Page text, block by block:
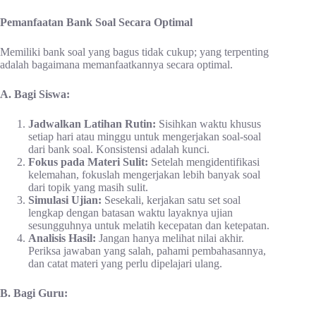
Pemanfaatan Bank Soal Secara Optimal
Memiliki bank soal yang bagus tidak cukup; yang terpenting
adalah bagaimana memanfaatkannya secara optimal.
A. Bagi Siswa:
Jadwalkan Latihan Rutin: Sisihkan waktu khusus
setiap hari atau minggu untuk mengerjakan soal-soal
dari bank soal. Konsistensi adalah kunci.
Fokus pada Materi Sulit: Setelah mengidentifikasi
kelemahan, fokuslah mengerjakan lebih banyak soal
dari topik yang masih sulit.
Simulasi Ujian: Sesekali, kerjakan satu set soal
lengkap dengan batasan waktu layaknya ujian
sesungguhnya untuk melatih kecepatan dan ketepatan.
Analisis Hasil: Jangan hanya melihat nilai akhir.
Periksa jawaban yang salah, pahami pembahasannya,
dan catat materi yang perlu dipelajari ulang.
B. Bagi Guru: